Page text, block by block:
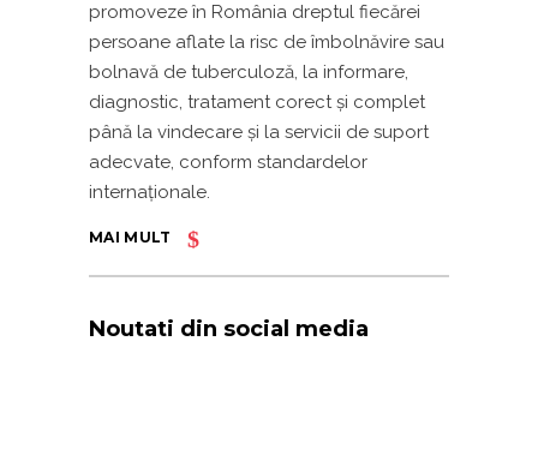
promoveze în România dreptul fiecărei
persoane aflate la risc de îmbolnăvire sau
bolnavă de tuberculoză, la informare,
diagnostic, tratament corect și complet
până la vindecare și la servicii de suport
adecvate, conform standardelor
internaționale.
MAI MULT
Noutati din social media